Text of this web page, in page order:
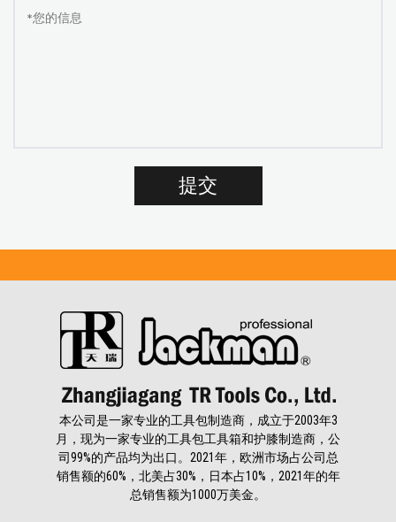
本公司是一家专业的工具包制造商，成立于2003年3
月，现为一家专业的工具包工具箱和护膝制造商，公
司99%的产品均为出口。2021年，欧洲市场占公司总
销售额的60%，北美占30%，日本占10%，2021年的年
总销售额为1000万美金。